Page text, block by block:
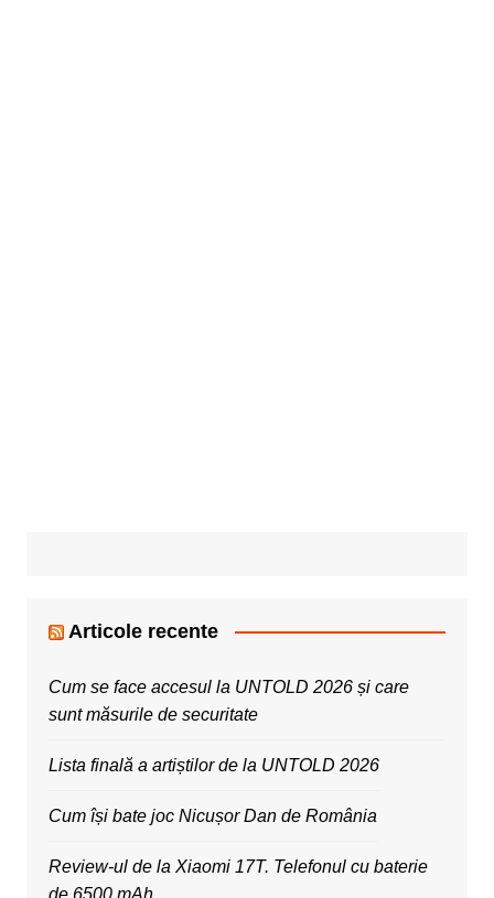
Articole recente
Cum se face accesul la UNTOLD 2026 și care
sunt măsurile de securitate
Lista finală a artiștilor de la UNTOLD 2026
Cum își bate joc Nicușor Dan de România
Review-ul de la Xiaomi 17T. Telefonul cu baterie
de 6500 mAh